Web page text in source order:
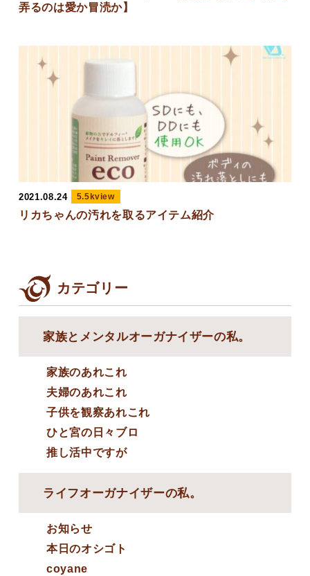
弄るのは愛か冒涜か】
2021.08.24 5.5kview
リカちゃんの汚れを取るアイテム紹介
カテゴリー
家族とメンタルオーガナイザーの私。
家族のあれこれ
夫婦のあれこれ
子供を観察あれこれ
ひと宮の日々ブロ
推し活中ですが
ライフオーガナイザーの私。
お知らせ
本日のオシゴト
coyane